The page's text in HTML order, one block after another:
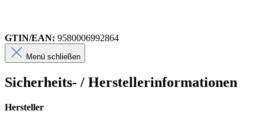
GTIN/EAN: 9580006992864
Menü schließen
Sicherheits- / Herstellerinformationen
Hersteller